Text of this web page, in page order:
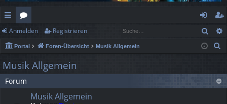
ch
ne
llz
ug
or
en
n
m
eg
ist
re
Anmelden Registrieren
Portal Foren-Übersicht Musik Allgemein
e
Musik Allgemein
Forum
Musik Allgemein